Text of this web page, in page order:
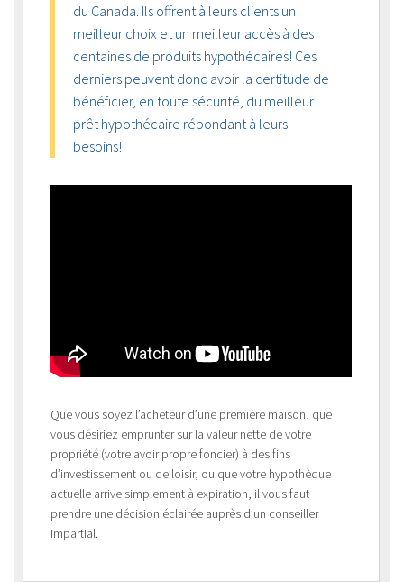
du Canada. Ils offrent à leurs clients un
meilleur choix et un meilleur accès à des
centaines de produits hypothécaires! Ces
derniers peuvent donc avoir la certitude de
bénéficier, en toute sécurité, du meilleur
prêt hypothécaire répondant à leurs
besoins!
Que vous soyez l’acheteur d’une première maison, que
vous désiriez emprunter sur la valeur nette de votre
propriété (votre avoir propre foncier) à des fins
d’investissement ou de loisir, ou que votre hypothèque
actuelle arrive simplement à expiration, il vous faut
prendre une décision éclairée auprès d’un conseiller
impartial.